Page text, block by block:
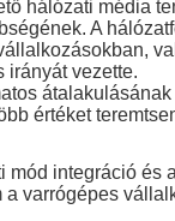
hálózati média
A
irányát vezette.
értéket
mód integráció és
a varrógépes